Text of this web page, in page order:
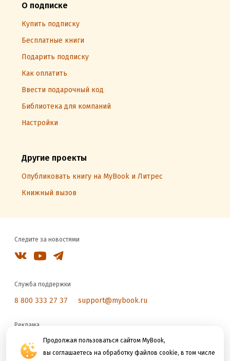
Продолжая пользоваться сайтом MyBook,
вы соглашаетесь на обработку файлов cookie, в том числе
О подписке
Купить подписку
Бесплатные книги
Подарить подписку
Как оплатить
Ввести подарочный код
Библиотека для компаний
Настройки
Другие проекты
Опубликовать книгу на MyBook и Литрес
Книжный вызов
Следите за новостями
Служба поддержки
8 800 333 27 37 support@mybook.ru
Реклама
reklama@litres.ru